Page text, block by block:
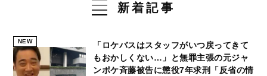
新着記事
NEW
「ロケバスはスタッフがいつ戻ってきて
もおかしくない…」と無罪主張の元ジャ
ンポケ斉藤被告に懲役7年求刑「反省の情